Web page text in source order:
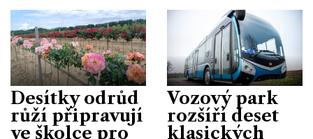
Desítky odrůd
růží připravují
ve školce pro
Vozový park
rozšíří deset
klasických